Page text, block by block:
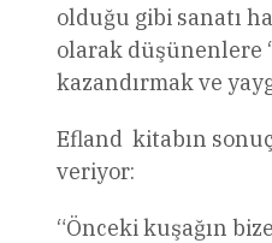
olduğu gibi sanatı
olarak düşünenlere
kazandırmak ve
Efland kitabın
veriyor:
“Önceki kuşağın